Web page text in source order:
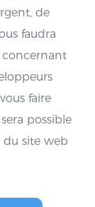
de
faudra
concernant
faire
possible
du site web